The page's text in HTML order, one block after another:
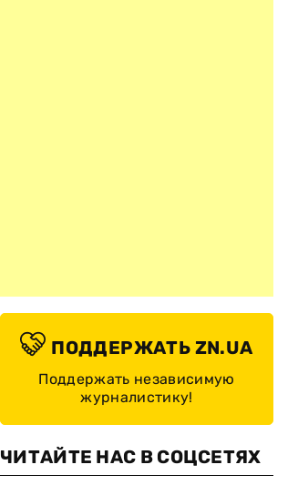
ПОДДЕРЖАТЬ ZN.UA
Поддержать независимую
журналистику!
ЧИТАЙТЕ НАС В СОЦСЕТЯХ